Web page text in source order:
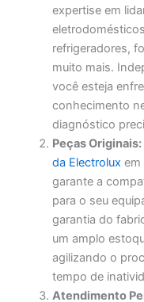
expertise em
refrigeradores,
muito mais.
você esteja
conhecimento
diagnóstico
Peças Originais:
da Electrolux em
garante a
para o seu
garantia do
um amplo
agilizando o
tempo de
Atendimento